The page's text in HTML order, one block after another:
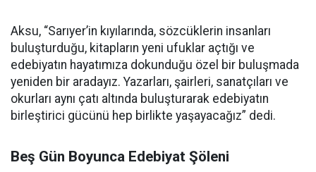
Aksu, “Sarıyer’in kıyılarında, sözcüklerin insanları
buluşturduğu, kitapların yeni ufuklar açtığı ve
edebiyatın hayatımıza dokunduğu özel bir buluşmada
yeniden bir aradayız. Yazarları, şairleri, sanatçıları ve
okurları aynı çatı altında buluşturarak edebiyatın
birleştirici gücünü hep birlikte yaşayacağız” dedi.
Beş Gün Boyunca Edebiyat Şöleni